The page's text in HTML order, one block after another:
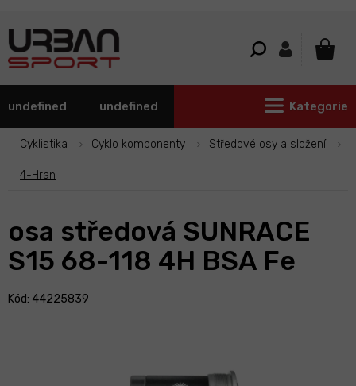
undefined undefined Kategorie
Cyklistika Cyklo komponenty Středové osy a složení
4-Hran
osa středová SUNRACE
S15 68-118 4H BSA Fe
Kód: 44225839